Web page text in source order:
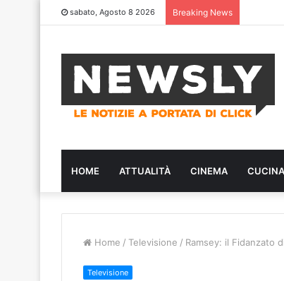
sabato, Agosto 8 2026 Breaking News
HOME ATTUALITÀ CINEMA CUCINA
Home / Televisione / Ramsey: il Fidanzato
Televisione